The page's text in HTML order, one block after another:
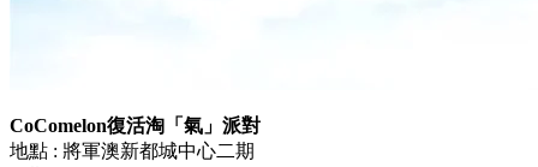
CoComelon復活淘「氣」派對
地點 : 將軍澳新都城中心二期